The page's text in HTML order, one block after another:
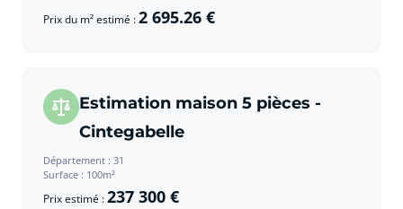
Prix du m² estimé :2 695.26 €
Estimation maison 5 pièces -
Cintegabelle
Département : 31
Surface : 100m²
Prix estimé :237 300 €